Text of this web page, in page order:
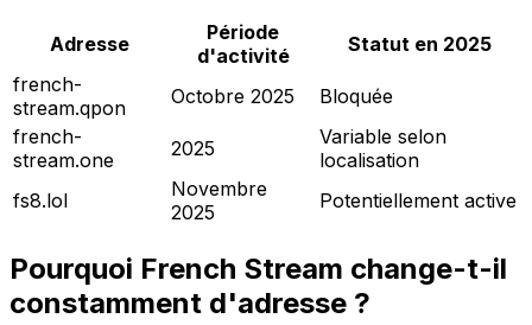
Adresse
Période
d'activité
Statut en 2025
french-
stream.qpon
Octobre 2025
Bloquée
french-
stream.one
2025
Variable selon
localisation
fs8.lol
Novembre
2025
Potentiellement active
Pourquoi French Stream change-t-il
constamment d'adresse ?